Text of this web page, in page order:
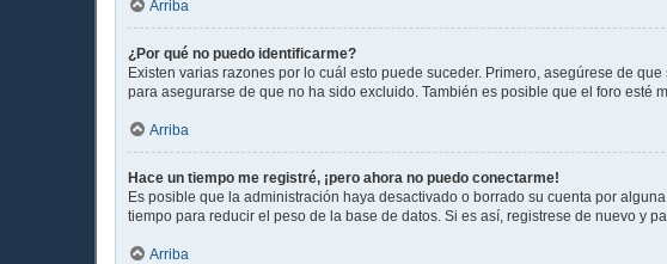
Arriba
¿Por qué no puedo identificarme?
Existen varias razones por lo cuál esto puede suceder. Primero, asegúrese de
para asegurarse de que no ha sido excluido. También es posible que el foro esté
Arriba
Hace un tiempo me registré, ¡pero ahora no puedo conectarme!
Es posible que la administración haya desactivado o borrado su cuenta por
tiempo para reducir el peso de la base de datos. Si es así, registrese de nuevo y
Arriba